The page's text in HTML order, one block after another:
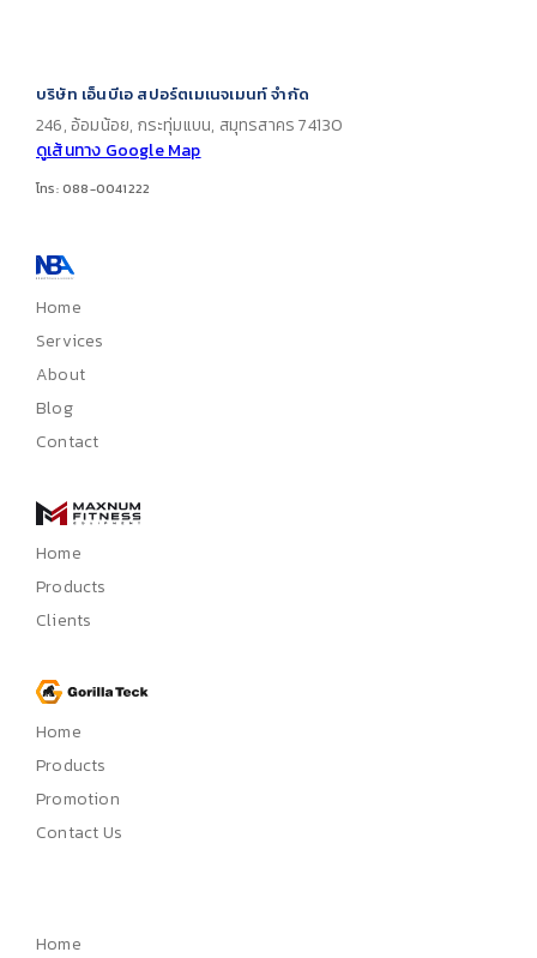
บริษัท เอ็นบีเอ สปอร์ตเมเนจเมนท์ จำกัด
246, อ้อมน้อย, กระทุ่มแบน, สมุทรสาคร 74130
ดูเส้นทาง Google Map
โทร: 088-0041222
Home
Services
About
Blog
Contact
Home
Products
Clients
Home
Products
Promotion
Contact Us
Home